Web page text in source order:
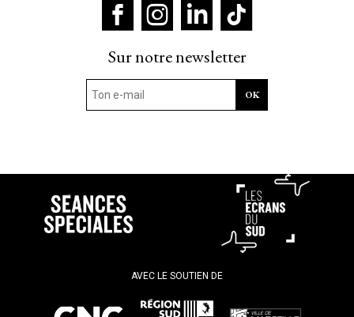
Sur notre newsletter
AVEC LE SOUTIEN DE